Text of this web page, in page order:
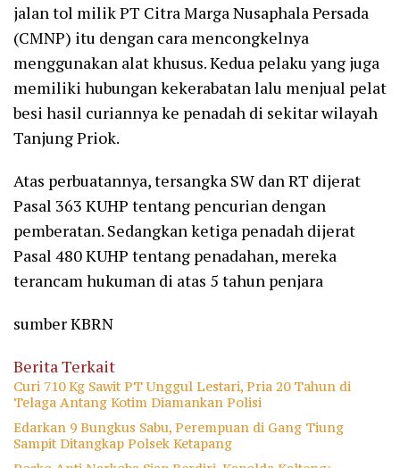
jalan tol milik PT Citra Marga Nusaphala Persada
(CMNP) itu dengan cara mencongkelnya
menggunakan alat khusus. Kedua pelaku yang juga
memiliki hubungan kekerabatan lalu menjual pelat
besi hasil curiannya ke penadah di sekitar wilayah
Tanjung Priok.
Atas perbuatannya, tersangka SW dan RT dijerat
Pasal 363 KUHP tentang pencurian dengan
pemberatan. Sedangkan ketiga penadah dijerat
Pasal 480 KUHP tentang penadahan, mereka
terancam hukuman di atas 5 tahun penjara
sumber KBRN
Berita Terkait
Curi 710 Kg Sawit PT Unggul Lestari, Pria 20 Tahun di
Telaga Antang Kotim Diamankan Polisi
Edarkan 9 Bungkus Sabu, Perempuan di Gang Tiung
Sampit Ditangkap Polsek Ketapang